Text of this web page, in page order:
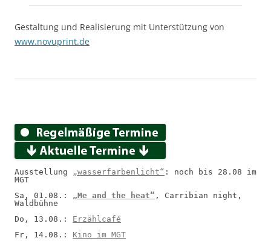
Gestaltung und Realisierung mit Unterstützung von
www.novuprint.de
Ausstellung „wasserfarbenlicht“ : noch bis 28.08 im
MGT
Sa, 01.08.: „Me and the heat“ , Carribian night,
Waldbühne
Do, 13.08.: Erzählcafé
Fr, 14.08.: Kino im MGT